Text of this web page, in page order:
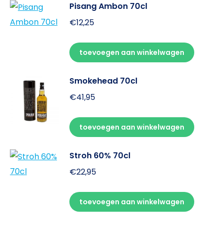
Pisang Ambon 70cl
€12,25
toevoegen aan winkelwagen
Smokehead 70cl
€41,95
toevoegen aan winkelwagen
Stroh 60% 70cl
€22,95
toevoegen aan winkelwagen